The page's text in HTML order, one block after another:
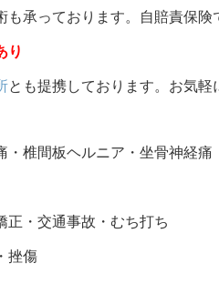
も承っております。自賠責保険
り
とも提携しております。お気軽
・椎間板ヘルニア・坐骨神経痛
正・交通事故・むち打ち
挫傷